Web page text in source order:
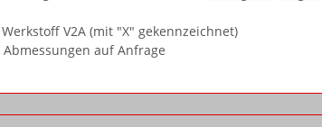
V2A (mit "X" gekennzeichnet)
auf Anfrage